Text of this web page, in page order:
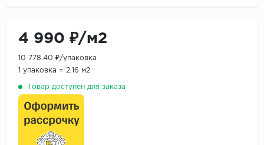
4 990 ₽/м2
10 778.40 ₽/упаковка
1 упаковка = 2.16 м2
Товар доступен для заказа